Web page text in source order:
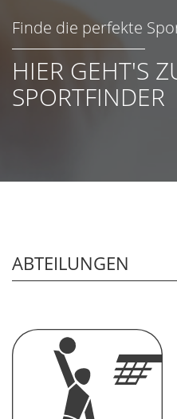
Finde die perfekte
HIER GEHT'S
SPORTFINDER
ABTEILUNGEN